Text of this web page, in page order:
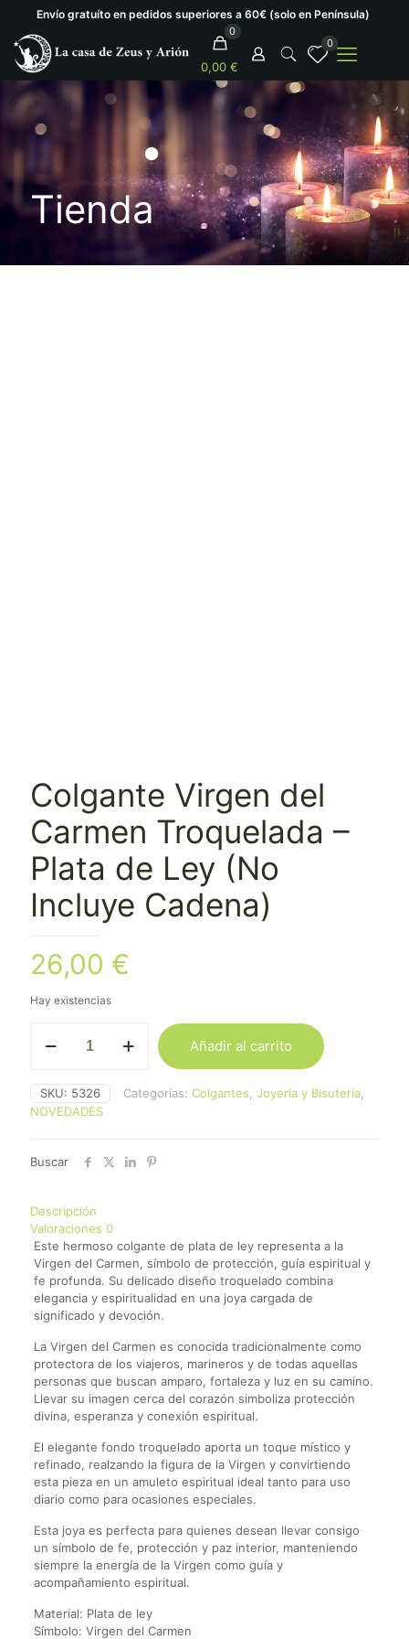
Envío gratuíto en pedidos superiores a 60€ (solo en Península)
0
0,00 €
0
Tienda
Colgante Virgen del
Carmen Troquelada –
Plata de Ley (No
Incluye Cadena)
26,00 €
Hay existencias
Virgen
Carmen
Troquelada
-
Ley
Incluye
Cadena)
cantidad
Añadir al carrito
SKU: 5326 Categorías: Colgantes, Joyería y Bisutería,
NOVEDADES
Buscar
Descripción
Valoraciones 0
Este hermoso colgante de plata de ley representa a la
Virgen del Carmen, símbolo de protección, guía espiritual y
fe profunda. Su delicado diseño troquelado combina
elegancia y espiritualidad en una joya cargada de
significado y devoción.
La Virgen del Carmen es conocida tradicionalmente como
protectora de los viajeros, marineros y de todas aquellas
personas que buscan amparo, fortaleza y luz en su camino.
Llevar su imagen cerca del corazón simboliza protección
divina, esperanza y conexión espiritual.
El elegante fondo troquelado aporta un toque místico y
refinado, realzando la figura de la Virgen y convirtiendo
esta pieza en un amuleto espiritual ideal tanto para uso
diario como para ocasiones especiales.
Esta joya es perfecta para quienes desean llevar consigo
un símbolo de fe, protección y paz interior, manteniendo
siempre la energía de la Virgen como guía y
acompañamiento espiritual.
Material: Plata de ley
Símbolo: Virgen del Carmen